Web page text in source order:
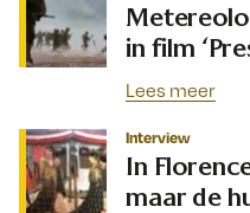
in film
Lees meer
Interview
In
maar de